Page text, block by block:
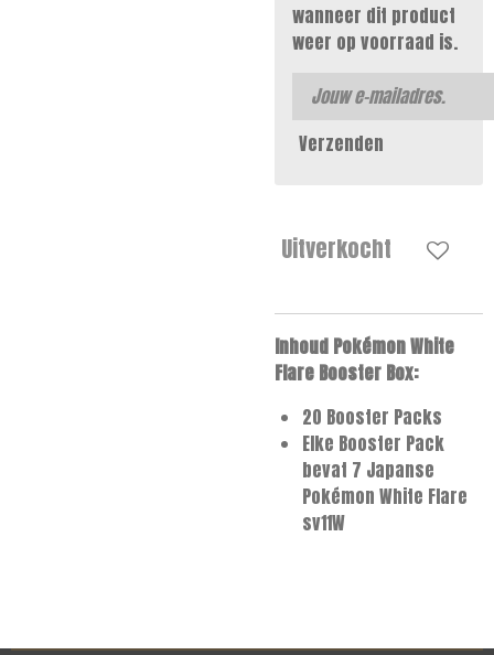
wanneer dit product
weer op voorraad is.
Verzenden
Uitverkocht
Inhoud Pokémon White
Flare Booster Box:
20 Booster Packs
Elke Booster Pack
bevat 7 Japanse
Pokémon White Flare
sv11W